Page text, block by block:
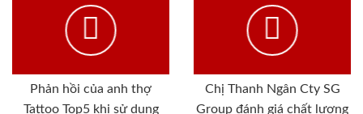
Phản hồi của anh thợ
Tattoo Top5 khi sử dụng
Chị Thanh Ngân Cty SG
Group đánh giá chất lượng